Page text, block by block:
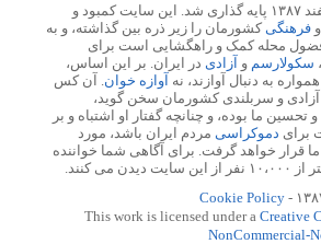
فضول محله در ۱۳ اسفند ۱۳۸۷ پایه گذاری شد. این سایت کمبود و
و فرهنگی کشورمان را زیر ذره بین گذاشته، و به
محله کمک و راهگشایی است برای
، سکولارسم و آزادی در ایران. بر این اساس،
به دنبال آوازند، نه آوازه خوان . آن کس
و سربلندی کشورمان سخن گوید،
ما بوده، و چنانچه گفتار او اشتباه و بر
برای دموکراسی مردم ایران باشد، مورد
ما قرار خواهد گرفت. برای آگاهی شما خواننده
می کنند.
Cookie Policy
This work is licensed under a Creative
NonCommercial-